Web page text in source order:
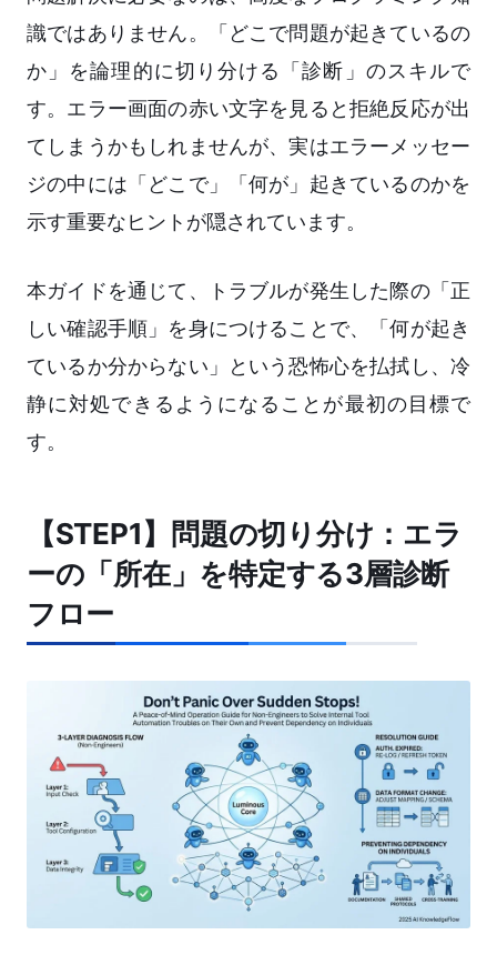
識ではありません。「どこで問題が起きているの
か」を論理的に切り分ける「診断」のスキルで
す。エラー画面の赤い文字を見ると拒絶反応が出
てしまうかもしれませんが、実はエラーメッセー
ジの中には「どこで」「何が」起きているのかを
示す重要なヒントが隠されています。
本ガイドを通じて、トラブルが発生した際の「正
しい確認手順」を身につけることで、「何が起き
ているか分からない」という恐怖心を払拭し、冷
静に対処できるようになることが最初の目標で
す。
【STEP1】問題の切り分け：エラ
ーの「所在」を特定する3層診断
フロー